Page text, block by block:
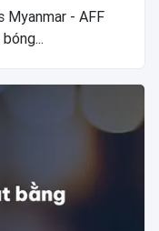
Myanmar - AFF